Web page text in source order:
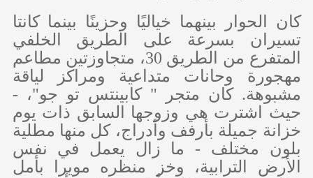
كان الحوار بينهما خياليًا وحزينًا بينما كانتا
تسيران بسرعة على الطريق الخلفي
المتفرع من الطريق 30، متجاوزتين مطاعم
مهجورة وحانات متداعية ومراكز لياقة
مشبوهة. كان متجر " كابينتس تو جو"، -
حيث اشترت هي وزوجها السابق ذات يوم
خزانة جميلة بأرفف وأدراج، كل منها مطلية
بلون مختلف - ما زال يعمل في نفس
الأرض الترابية، وخز منظره مويرا بأمل